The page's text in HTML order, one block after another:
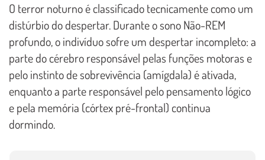
O terror noturno é classificado tecnicamente como um
distúrbio do despertar. Durante o sono Não-REM
profundo, o indivíduo sofre um despertar incompleto: a
parte do cérebro responsável pelas funções motoras e
pelo instinto de sobrevivência (amígdala) é ativada,
enquanto a parte responsável pelo pensamento lógico
e pela memória (córtex pré-frontal) continua
dormindo.